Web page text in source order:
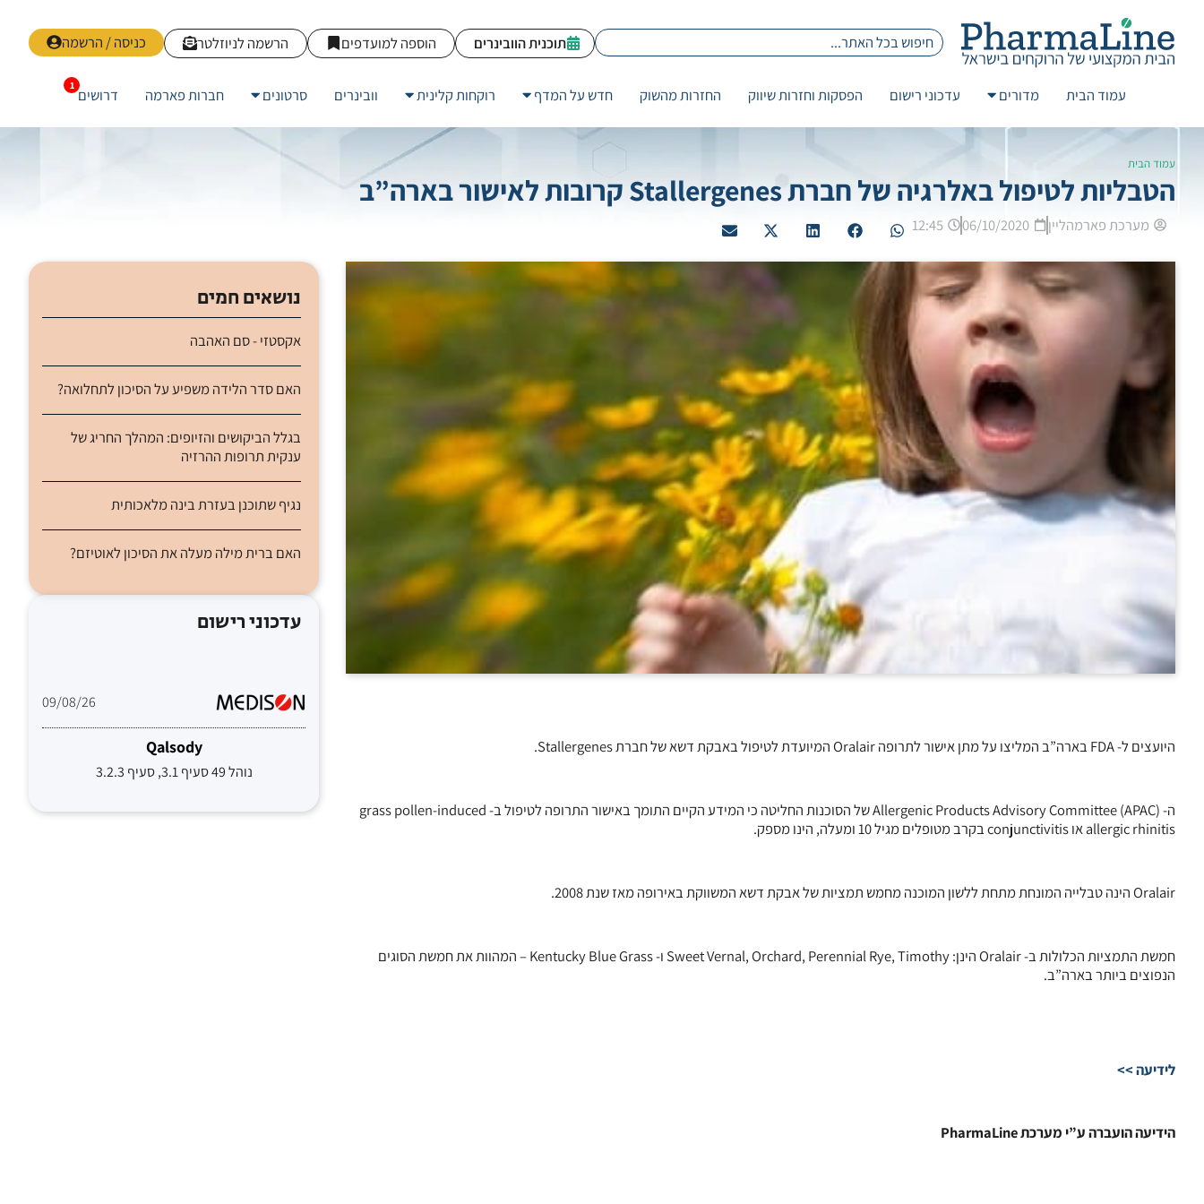
כניסה / הרשמה הרשמה לניוזלטר הוספה למועדפים תוכנית הוובינרים
עמוד הבית מדורים עדכוני רישום הפסקות וחזרות שיווק החזרות מהשוק חדש על המדף רוקחות קלינית וובינרים סרטונים חברות פארמה דרושים
עמוד הבית
הטבליות לטיפול באלרגיה של חברת Stallergenes קרובות לאישור בארה”ב
מערכת פארמהליין 06/10/2020
12:45
היועצים ל- FDA בארה”ב המליצו על מתן אישור לתרופה Oralair המיועדת לטיפול באבקת דשא של חברת Stallergenes.
ה- (Allergenic Products Advisory Committee (APAC של הסוכנות החליטה כי המידע הקיים התומך באישור התרופה לטיפול ב- grass pollen-induced
allergic rhinitis או conjunctivitis בקרב מטופלים מגיל 10 ומעלה, הינו מספק.
Oralair הינה טבלייה המונחת מתחת ללשון המוכנה מחמש תמציות של אבקת דשא המשווקת באירופה מאז שנת 2008.
חמשת התמציות הכלולות ב- Oralair הינן: Sweet Vernal, Orchard, Perennial Rye, Timothy ו- Kentucky Blue Grass – המהוות את חמשת הסוגים
הנפוצים ביותר בארה”ב.
לידיעה >>
הידיעה הועברה ע”י מערכת PharmaLine
נושאים חמים
אקסטזי - סם האהבה
האם סדר הלידה משפיע על הסיכון לתחלואה?
בגלל הביקושים והזיופים: המהלך החריג של
ענקית תרופות ההרזיה
נגיף שתוכנן בעזרת בינה מלאכותית
האם ברית מילה מעלה את הסיכון לאוטיזם?
עדכוני רישום
09/08/26
Qalsody
נוהל 49 סעיף 3.1, סעיף 3.2.3